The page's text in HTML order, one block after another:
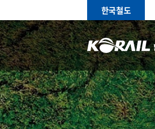
한국철도
홍보